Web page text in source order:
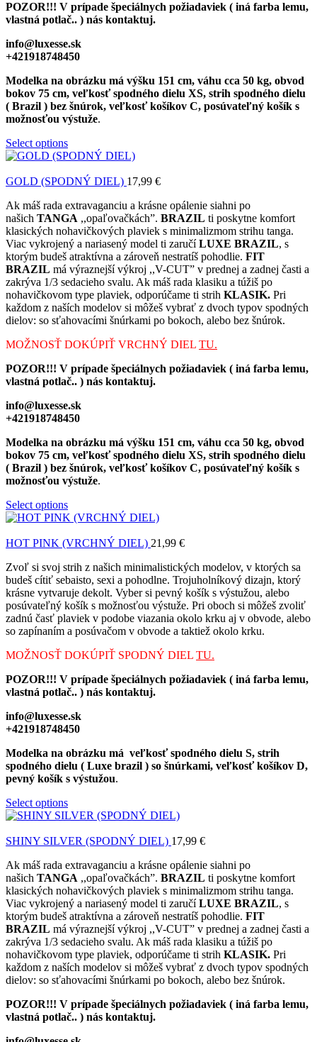
POZOR!!! V prípade špeciálnych požiadaviek ( iná farba lemu,
vlastná potlač.. ) nás kontaktuj.
info@luxesse.sk
+421918748450
Modelka na obrázku má výšku 151 cm, váhu cca 50 kg, obvod
bokov 75 cm, veľkosť spodného dielu XS, strih spodného dielu
( Brazil ) bez šnúrok, veľkosť košíkov C, posúvateľný košík s
možnosťou výstuže.
Select options
GOLD (SPODNÝ DIEL) 17,99 €
Ak máš rada extravaganciu a krásne opálenie siahni po
našich TANGA ,,opaľovačkách”. BRAZIL ti poskytne komfort
klasických nohavičkových plaviek s minimalizmom strihu tanga.
Viac vykrojený a nariasený model ti zaručíLUXE BRAZIL, s
ktorým budeš atraktívna a zároveň nestratíš pohodlie. FIT
BRAZIL má výraznejší výkroj ,,V-CUT” v prednej a zadnej časti a
zakrýva 1/3 sedacieho svalu. Ak máš rada klasiku a túžiš po
nohavičkovom type plaviek, odporúčame ti strih KLASIK. Pri
každom z naších modelov si môžeš vybrať z dvoch typov spodných
dielov: so sťahovacími šnúrkami po bokoch, alebo bez šnúrok.
MOŽNOSŤ DOKÚPIŤ VRCHNÝ DIEL TU.
POZOR!!! V prípade špeciálnych požiadaviek ( iná farba lemu,
vlastná potlač.. ) nás kontaktuj.
info@luxesse.sk
+421918748450
Modelka na obrázku má výšku 151 cm, váhu cca 50 kg, obvod
bokov 75 cm, veľkosť spodného dielu XS, strih spodného dielu
( Brazil ) bez šnúrok, veľkosť košíkov C, posúvateľný košík s
možnosťou výstuže.
Select options
HOT PINK (VRCHNÝ DIEL) 21,99 €
Zvoľ si svoj strih z našich minimalistických modelov, v ktorých sa
budeš cítiť sebaisto, sexi a pohodlne. Trojuholníkový dizajn, ktorý
krásne vytvaruje dekolt. Vyber si pevný košík s výstužou, alebo
posúvateľný košík s možnosťou výstuže. Pri oboch si môžeš zvoliť
zadnú časť plaviek v podobe viazania okolo krku aj v obvode, alebo
so zapínaním a posúvačom v obvode a taktiež okolo krku.
MOŽNOSŤ DOKÚPIŤ SPODNÝ DIEL TU.
POZOR!!! V prípade špeciálnych požiadaviek ( iná farba lemu,
vlastná potlač.. ) nás kontaktuj.
info@luxesse.sk
+421918748450
Modelka na obrázku má veľkosť spodného dielu S, strih
spodného dielu ( Luxe brazil ) so šnúrkami, veľkosť košíkov D,
pevný košík s výstužou.
Select options
SHINY SILVER (SPODNÝ DIEL) 17,99 €
Ak máš rada extravaganciu a krásne opálenie siahni po
našich TANGA ,,opaľovačkách”. BRAZIL ti poskytne komfort
klasických nohavičkových plaviek s minimalizmom strihu tanga.
Viac vykrojený a nariasený model ti zaručíLUXE BRAZIL, s
ktorým budeš atraktívna a zároveň nestratíš pohodlie. FIT
BRAZIL má výraznejší výkroj ,,V-CUT” v prednej a zadnej časti a
zakrýva 1/3 sedacieho svalu. Ak máš rada klasiku a túžiš po
nohavičkovom type plaviek, odporúčame ti strih KLASIK. Pri
každom z naších modelov si môžeš vybrať z dvoch typov spodných
dielov: so sťahovacími šnúrkami po bokoch, alebo bez šnúrok.
POZOR!!! V prípade špeciálnych požiadaviek ( iná farba lemu,
vlastná potlač.. ) nás kontaktuj.